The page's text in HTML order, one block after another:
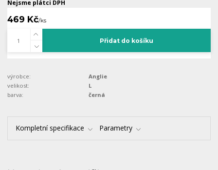
Nejsme plátci DPH
469 Kč/ks
Přidat do košíku
výrobce:
Anglie
velikost:
L
barva:
černá
Kompletní specifikace Parametry